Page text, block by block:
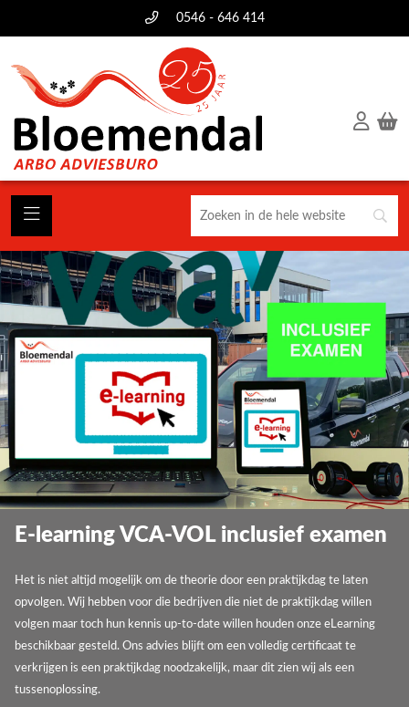
0546 - 646 414
E-learning VCA-VOL inclusief examen
Het is niet altijd mogelijk om de theorie door een praktijkdag te laten
opvolgen. Wij hebben voor die bedrijven die niet de praktijkdag willen
volgen maar toch hun kennis up-to-date willen houden onze eLearning
beschikbaar gesteld. Ons advies blijft om een volledig certificaat te
verkrijgen is een praktijkdag noodzakelijk, maar dit zien wij als een
tussenoplossing.